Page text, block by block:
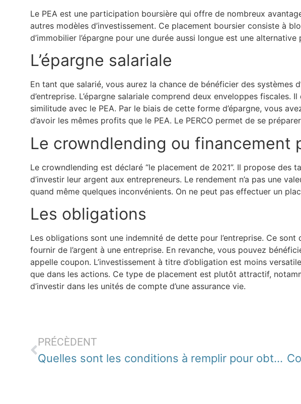
Le PEA est une participation boursière qui offre de nombreux
autres modèles d’investissement. Ce placement boursier consiste à
d’immobilier l’épargne pour une durée aussi longue est une
L’épargne salariale
En tant que salarié, vous aurez la chance de bénéficier des systèmes
d’entreprise. L’épargne salariale comprend deux enveloppes fiscales.
similitude avec le PEA. Par le biais de cette forme d’épargne, vous
d’avoir les mêmes profits que le PEA. Le PERCO permet de se
Le crowndlending ou financement
Le crowndlending est déclaré “le placement de 2021”. Il propose des
d’investir leur argent aux entrepreneurs. Le rendement n’a pas une
quand même quelques inconvénients. On ne peut pas effectuer un
Les obligations
Les obligations sont une indemnité de dette pour l’entreprise. Ce
fournir de l’argent à une entreprise. En revanche, vous pouvez
appelle coupon. L’investissement à titre d’obligation est moins
que dans les actions. Ce type de placement est plutôt attractif,
d’investir dans les unités de compte d’une assurance vie.
PRÉCÈDENT
Quelles sont les conditions à remplir pour obtenir un financement ?